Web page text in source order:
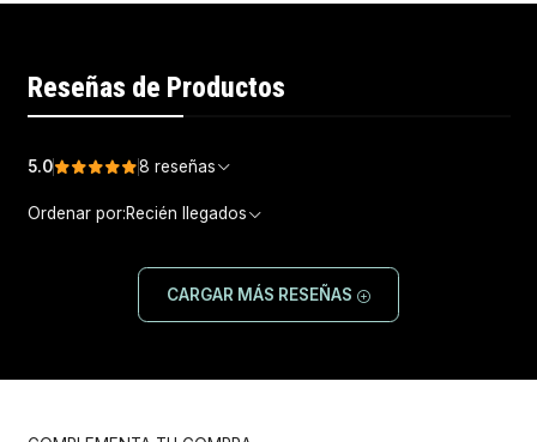
Reseñas de Productos
5.0 8 reseñas
Ordenar por:Recién llegados
CARGAR MÁS RESEÑAS